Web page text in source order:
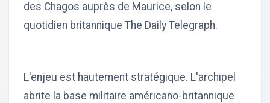
des Chagos auprès de Maurice, selon le
quotidien britannique The Daily Telegraph.
L'enjeu est hautement stratégique. L'archipel
abrite la base militaire américano-britannique